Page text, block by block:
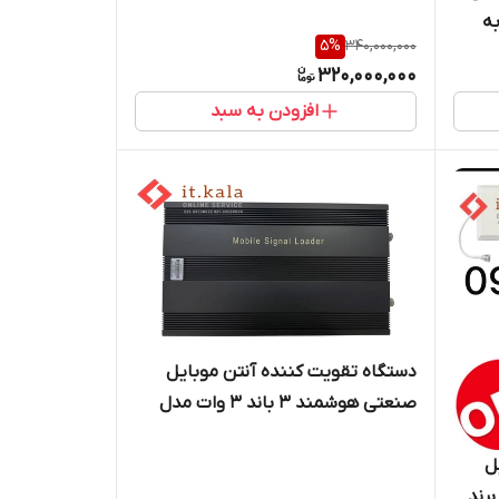
به
340,000,000
5%
320,000,000
افزودن به سبد
دستگاه تقویت کننده آنتن موبایل
صنعتی هوشمند 3 باند 3 وات مدل